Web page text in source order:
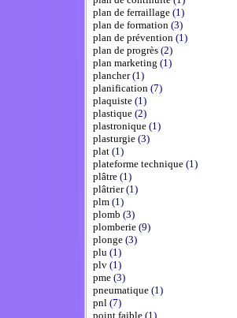
plan de ferraillage (1)
plan de formation (3)
plan de prévention (1)
plan de progrès (2)
plan marketing (1)
plancher(1)
planification (7)
plaquiste (1)
plastique (2)
plastronique (1)
plasturgie (3)
plat (1)
plateforme technique (1)
plâtre (1)
plâtrier(1)
plm (1)
plomb (3)
plomberie (9)
plonge (3)
plu (1)
plv (1)
pme (3)
pneumatique (1)
pnl (7)
point faible (1)